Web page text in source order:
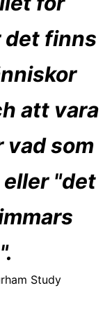
det finns
att vara
vad som
"det
Study